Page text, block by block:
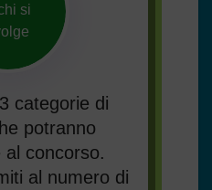
si
categorie di
potranno
al concorso.
al numero di